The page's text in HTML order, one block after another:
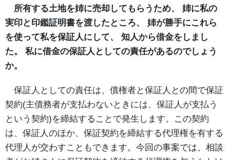
所有する土地を姉に売却してもらうため、 姉に私の
実印と印鑑証明書を渡したところ、 姉が勝手にこれら
を使って私を保証人にして、 知人から借金をしまし
た。 私に借金の保証人としての責任があるのでしょう
か。
保証人としての責任は、債権者と保証人との間で保証
契約(主債務者が支払わないときには、保証人が支払う
という契約)を締結することで発生します。この契約
は、保証人のほか、保証契約を締結する代理権を有する
代理人が交わすこともできます。今回の事案では、相談